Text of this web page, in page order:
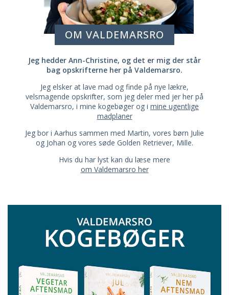
OM VALDEMARSRO
Jeg hedder Ann-Christine, og det er mig der står
bag opskrifterne her på Valdemarsro.
Jeg elsker at lave mad og finde på nye lækre,
velsmagende opskrifter, som jeg deler med jer her på
Valdemarsro, i mine kogebøger og i mine ugentlige
madplaner
Jeg bor i Aarhus sammen med Martin, vores børn Julie
og Johan og vores søde Golden Retriever, Mille.
Hvis du har lyst kan du læse mere
om Valdemarsro her